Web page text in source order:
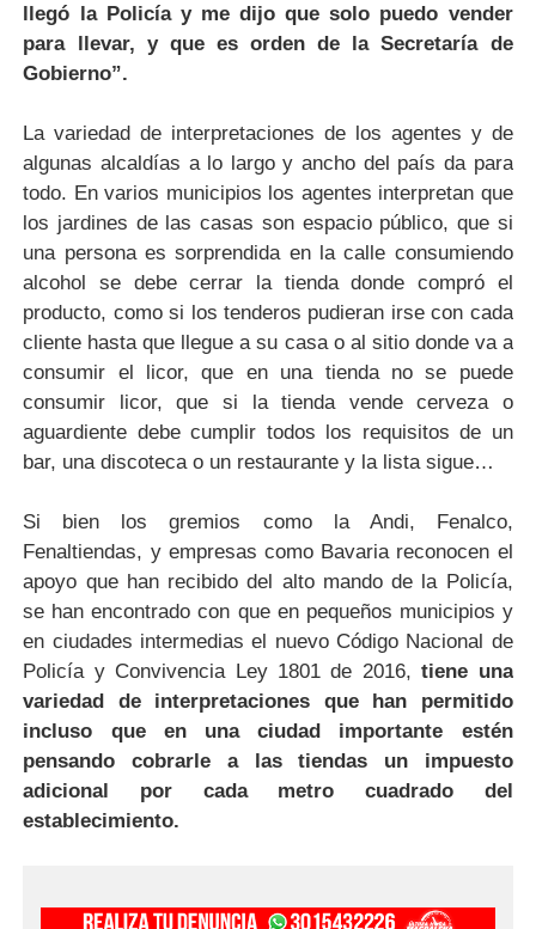
llegó la Policía y me dijo que solo puedo vender
para llevar, y que es orden de la Secretaría de
Gobierno”.
La variedad de interpretaciones de los agentes y de
algunas alcaldías a lo largo y ancho del país da para
todo. En varios municipios los agentes interpretan que
los jardines de las casas son espacio público, que si
una persona es sorprendida en la calle consumiendo
alcohol se debe cerrar la tienda donde compró el
producto, como si los tenderos pudieran irse con cada
cliente hasta que llegue a su casa o al sitio donde va a
consumir el licor, que en una tienda no se puede
consumir licor, que si la tienda vende cerveza o
aguardiente debe cumplir todos los requisitos de un
bar, una discoteca o un restaurante y la lista sigue…
Si bien los gremios como la Andi, Fenalco,
Fenaltiendas, y empresas como Bavaria reconocen el
apoyo que han recibido del alto mando de la Policía,
se han encontrado con que en pequeños municipios y
en ciudades intermedias el nuevo Código Nacional de
Policía y Convivencia Ley 1801 de 2016, tiene una
variedad de interpretaciones que han permitido
incluso que en una ciudad importante estén
pensando cobrarle a las tiendas un impuesto
adicional por cada metro cuadrado del
establecimiento.